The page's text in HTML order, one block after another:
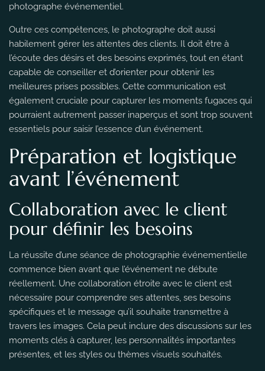
photographe événementiel.
Outre ces compétences, le photographe doit aussi
habilement gérer les attentes des clients. Il doit être à
l’écoute des désirs et des besoins exprimés, tout en étant
capable de conseiller et d’orienter pour obtenir les
meilleures prises possibles. Cette communication est
également cruciale pour capturer les moments fugaces qui
pourraient autrement passer inaperçus et sont trop souvent
essentiels pour saisir l’essence d’un événement.
Préparation et logistique
avant l’événement
Collaboration avec le client
pour définir les besoins
La réussite d’une séance de photographie événementielle
commence bien avant que l’événement ne débute
réellement. Une collaboration étroite avec le client est
nécessaire pour comprendre ses attentes, ses besoins
spécifiques et le message qu’il souhaite transmettre à
travers les images. Cela peut inclure des discussions sur les
moments clés à capturer, les personnalités importantes
présentes, et les styles ou thèmes visuels souhaités.